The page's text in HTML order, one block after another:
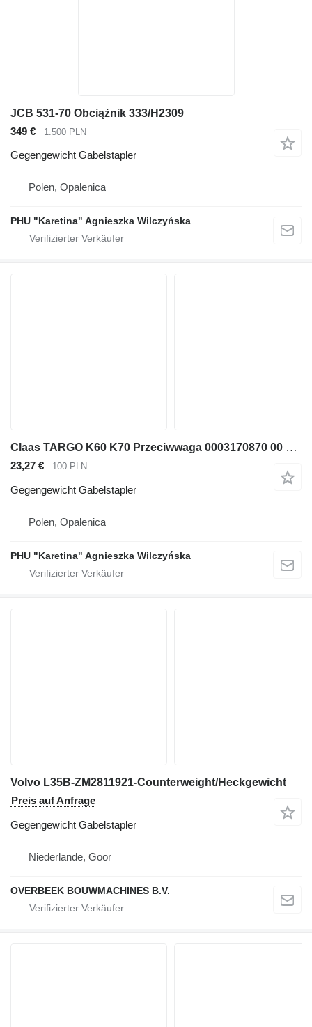
JCB 531-70 Obciążnik 333/H2309
349 €
1.500 PLN
Gegengewicht Gabelstapler
Polen, Opalenica
PHU "Karetina" Agnieszka Wilczyńska
Claas TARGO K60 K70 Przeciwwaga 0003170870 00 0317 087 0 000317088
23,27 € 100 PLN
Gegengewicht Gabelstapler
Polen, Opalenica
PHU "Karetina" Agnieszka Wilczyńska
Volvo L35B-ZM2811921-Counterweight/Heckgewicht
Preis auf Anfrage
Gegengewicht Gabelstapler
Niederlande, Goor
OVERBEEK BOUWMACHINES B.V.